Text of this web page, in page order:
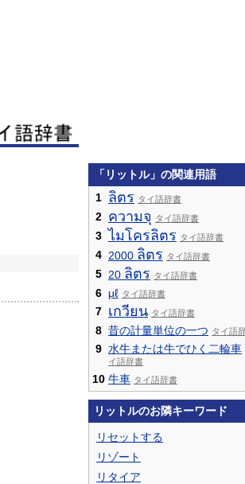
「リットル」の関連用語
1 ลิตร タイ語辞書
2 ความจุ タイ語辞書
3 ไมโครลิตร タイ語辞書
4 2000 ลิตร タイ語辞書
5 20 ลิตร タイ語辞書
6 μℓ タイ語辞書
7 เกวียน タイ語辞書
8 昔の計量単位の一つ タイ語
9 水牛または牛でひく二輪車
イ語辞書
10 牛車 タイ語辞書
リットルのお隣キーワード
リセットする
リゾート
リタイア